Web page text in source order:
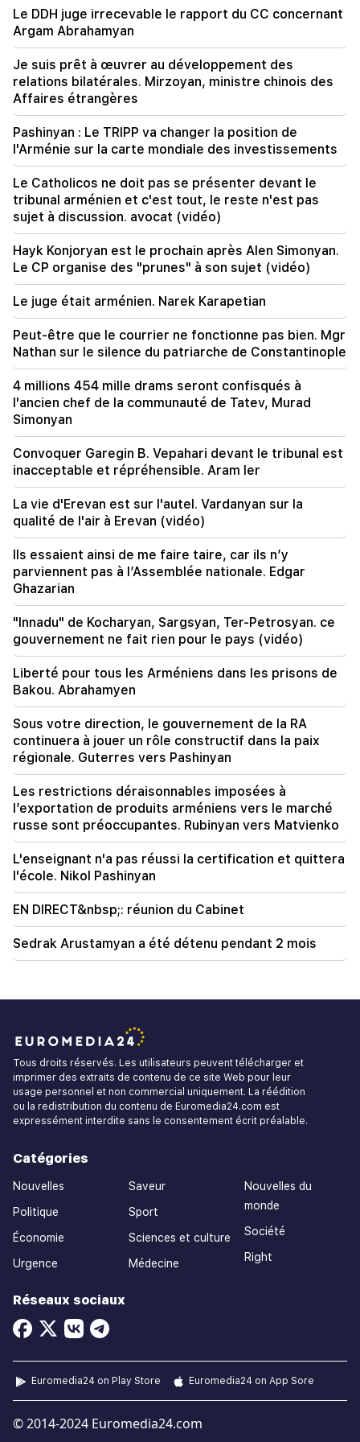
10:00
Le spectacle le plus rare : un drone a filmé la
naissance d'un cachalot au large des côtes
australiennes (vidéo)
01:49
Argam Abrahamyan a été détenu pendant deux
mois
00:17
De nombreuses adresses n’auront pas de gaz
pendant longtemps
23:50
Quel temps fera-t-il dans les prochains jours ?
23:01
Un incident tragique à Erevan
22:50
La situation de l’opposition n’est pas enviable.
devant eux se trouvent des démagogues
expérimentés (vidéo)
21:56
"Felon voulait un beignet de l'hôpital." Gor
Hakobyan a préparé de ses propres mains des
beignets pour son fils (vidéo)
21:19
TASS : des envoyés spéciaux américains
pourraient se rendre à Kiev et à Moscou dans
les 10 prochains jours
20:57
amende de 5 000 $ pour des publicités
politiques
20:38
Qui es-tu pour appeler le Catholicos du nom de
la piscine ? Amalyan (vidéo)
Le DDH juge irrecevable le rapport du CC concernant
Argam Abrahamyan
Je suis prêt à œuvrer au développement des
relations bilatérales. Mirzoyan, ministre chinois des
Affaires étrangères
Pashinyan : Le TRIPP va changer la position de
l'Arménie sur la carte mondiale des investissements
Le Catholicos ne doit pas se présenter devant le
tribunal arménien et c'est tout, le reste n'est pas
sujet à discussion. avocat (vidéo)
Hayk Konjoryan est le prochain après Alen Simonyan.
Le CP organise des "prunes" à son sujet (vidéo)
Le juge était arménien. Narek Karapetian
Peut-être que le courrier ne fonctionne pas bien. Mgr
Nathan sur le silence du patriarche de Constantinople
4 millions 454 mille drams seront confisqués à
l'ancien chef de la communauté de Tatev, Murad
Simonyan
Convoquer Garegin B. Vepahari devant le tribunal est
inacceptable et répréhensible. Aram Ier
La vie d'Erevan est sur l'autel. Vardanyan sur la
qualité de l'air à Erevan (vidéo)
Ils essaient ainsi de me faire taire, car ils n’y
parviennent pas à l’Assemblée nationale. Edgar
Ghazarian
"Innadu" de Kocharyan, Sargsyan, Ter-Petrosyan. ce
gouvernement ne fait rien pour le pays (vidéo)
Liberté pour tous les Arméniens dans les prisons de
Bakou. Abrahamyen
Sous votre direction, le gouvernement de la RA
continuera à jouer un rôle constructif dans la paix
régionale. Guterres vers Pashinyan
Les restrictions déraisonnables imposées à
l’exportation de produits arméniens vers le marché
russe sont préoccupantes. Rubinyan vers Matvienko
L'enseignant n'a pas réussi la certification et quittera
l'école. Nikol Pashinyan
EN DIRECT&nbsp;: réunion du Cabinet
Sedrak Arustamyan a été détenu pendant 2 mois
Tous droits réservés. Les utilisateurs peuvent télécharger et
imprimer des extraits de contenu de ce site Web pour leur
usage personnel et non commercial uniquement. La réédition
ou la redistribution du contenu de Euromedia24.com est
expressément interdite sans le consentement écrit préalable.
Catégories
Nouvelles
Politique
Économie
Urgence
Saveur
Sport
Sciences et culture
Médecine
Nouvelles du
monde
Société
Right
Réseaux sociaux
© 2014-2024 Euromedia24.com
Euromedia24 on Play Store Euromedia24 on App Sore